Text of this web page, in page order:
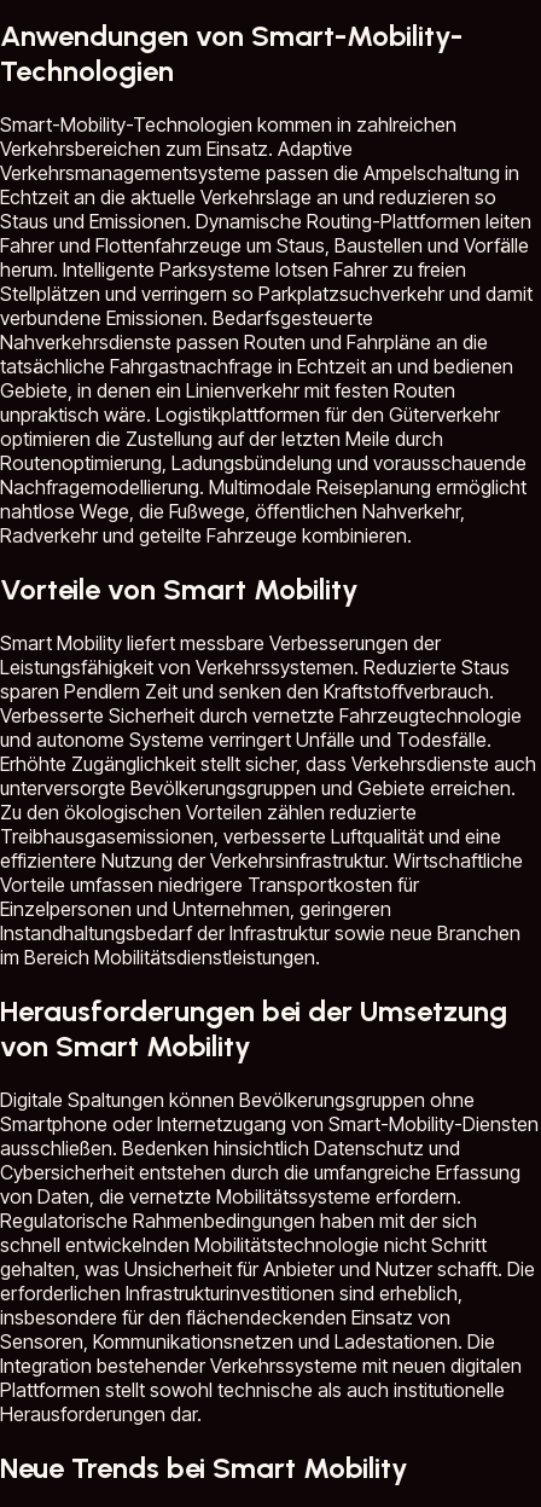
Anwendungen von Smart-Mobility-
Technologien
Smart-Mobility-Technologien kommen in zahlreichen
Verkehrsbereichen zum Einsatz. Adaptive
Verkehrsmanagementsysteme passen die Ampelschaltung in
Echtzeit an die aktuelle Verkehrslage an und reduzieren so
Staus und Emissionen. Dynamische Routing-Plattformen leiten
Fahrer und Flottenfahrzeuge um Staus, Baustellen und Vorfälle
herum. Intelligente Parksysteme lotsen Fahrer zu freien
Stellplätzen und verringern so Parkplatzsuchverkehr und damit
verbundene Emissionen. Bedarfsgesteuerte
Nahverkehrsdienste passen Routen und Fahrpläne an die
tatsächliche Fahrgastnachfrage in Echtzeit an und bedienen
Gebiete, in denen ein Linienverkehr mit festen Routen
unpraktisch wäre. Logistikplattformen für den Güterverkehr
optimieren die Zustellung auf der letzten Meile durch
Routenoptimierung, Ladungsbündelung und vorausschauende
Nachfragemodellierung. Multimodale Reiseplanung ermöglicht
nahtlose Wege, die Fußwege, öffentlichen Nahverkehr,
Radverkehr und geteilte Fahrzeuge kombinieren.
Vorteile von Smart Mobility
Smart Mobility liefert messbare Verbesserungen der
Leistungsfähigkeit von Verkehrssystemen. Reduzierte Staus
sparen Pendlern Zeit und senken den Kraftstoffverbrauch.
Verbesserte Sicherheit durch vernetzte Fahrzeugtechnologie
und autonome Systeme verringert Unfälle und Todesfälle.
Erhöhte Zugänglichkeit stellt sicher, dass Verkehrsdienste auch
unterversorgte Bevölkerungsgruppen und Gebiete erreichen.
Zu den ökologischen Vorteilen zählen reduzierte
Treibhausgasemissionen, verbesserte Luftqualität und eine
effizientere Nutzung der Verkehrsinfrastruktur. Wirtschaftliche
Vorteile umfassen niedrigere Transportkosten für
Einzelpersonen und Unternehmen, geringeren
Instandhaltungsbedarf der Infrastruktur sowie neue Branchen
im Bereich Mobilitätsdienstleistungen.
Herausforderungen bei der Umsetzung
von Smart Mobility
Digitale Spaltungen können Bevölkerungsgruppen ohne
Smartphone oder Internetzugang von Smart-Mobility-Diensten
ausschließen. Bedenken hinsichtlich Datenschutz und
Cybersicherheit entstehen durch die umfangreiche Erfassung
von Daten, die vernetzte Mobilitätssysteme erfordern.
Regulatorische Rahmenbedingungen haben mit der sich
schnell entwickelnden Mobilitätstechnologie nicht Schritt
gehalten, was Unsicherheit für Anbieter und Nutzer schafft. Die
erforderlichen Infrastrukturinvestitionen sind erheblich,
insbesondere für den flächendeckenden Einsatz von
Sensoren, Kommunikationsnetzen und Ladestationen. Die
Integration bestehender Verkehrssysteme mit neuen digitalen
Plattformen stellt sowohl technische als auch institutionelle
Herausforderungen dar.
Neue Trends bei Smart Mobility